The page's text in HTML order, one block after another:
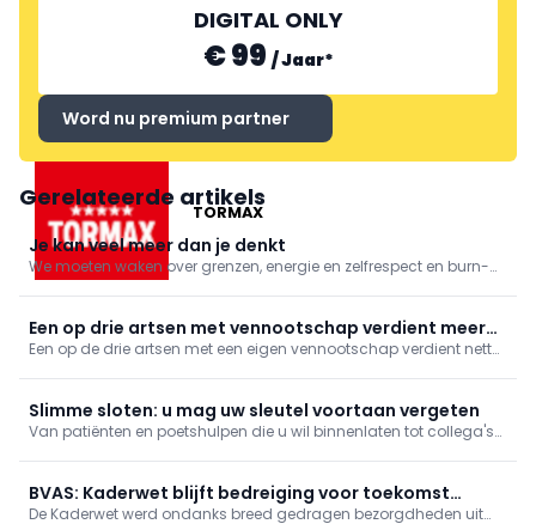
TORMAX
DIGITAL ONLY
€ 99 /Jaar*
Word nu premium partner
Gerelateerde artikels
Je kan veel meer dan je denkt
We moeten waken over grenzen, energie en zelfrespect en burn-
outs vermijden. Maar… work needs to be done.
Een op drie artsen met vennootschap verdient meer
dan premier
Een op de drie artsen met een eigen vennootschap verdient netto
Slimme sloten: u mag uw sleutel voortaan vergeten
Van patiënten en poetshulpen die u wil binnenlaten tot collega's
BVAS: Kaderwet blijft bedreiging voor toekomst
gezondheidszorg
De Kaderwet werd ondanks breed gedragen bezorgdheden uit